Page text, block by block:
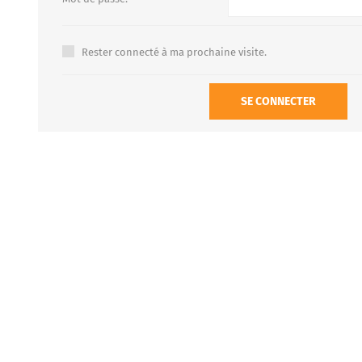
À BOIS
Rester connecté à ma prochaine visite.
SE CONNECTER